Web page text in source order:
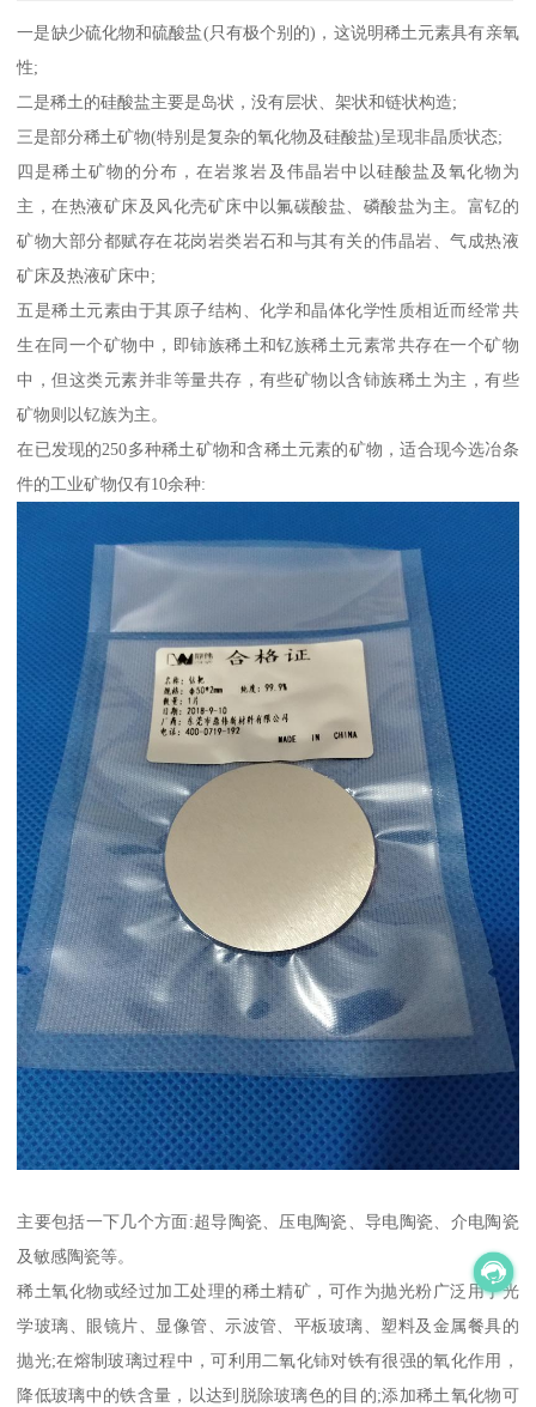
一是缺少硫化物和硫酸盐(只有极个别的)，这说明稀土元素具有亲氧
性;
二是稀土的硅酸盐主要是岛状，没有层状、架状和链状构造;
三是部分稀土矿物(特别是复杂的氧化物及硅酸盐)呈现非晶质状态;
四是稀土矿物的分布，在岩浆岩及伟晶岩中以硅酸盐及氧化物为
主，在热液矿床及风化壳矿床中以氟碳酸盐、磷酸盐为主。富钇的
矿物大部分都赋存在花岗岩类岩石和与其有关的伟晶岩、气成热液
矿床及热液矿床中;
五是稀土元素由于其原子结构、化学和晶体化学性质相近而经常共
生在同一个矿物中，即铈族稀土和钇族稀土元素常共存在一个矿物
中，但这类元素并非等量共存，有些矿物以含铈族稀土为主，有些
矿物则以钇族为主。
在已发现的250多种稀土矿物和含稀土元素的矿物，适合现今选冶条
件的工业矿物仅有10余种:
主要包括一下几个方面:超导陶瓷、压电陶瓷、导电陶瓷、介电陶瓷
及敏感陶瓷等。
稀土氧化物或经过加工处理的稀土精矿，可作为抛光粉广泛用于光
学玻璃、眼镜片、显像管、示波管、平板玻璃、塑料及金属餐具的
抛光;在熔制玻璃过程中，可利用二氧化铈对铁有很强的氧化作用，
降低玻璃中的铁含量，以达到脱除玻璃色的目的;添加稀土氧化物可